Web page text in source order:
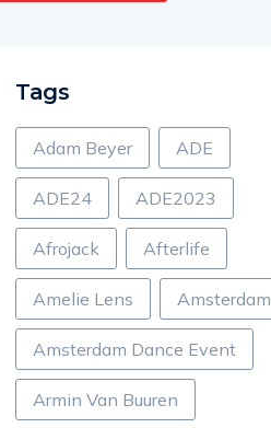
Tags
Adam Beyer ADE
ADE24 ADE2023
Afrojack Afterlife
Amelie Lens Amsterdam
Amsterdam Dance Event
Armin Van Buuren